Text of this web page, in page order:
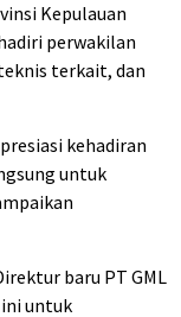
Kepulauan
perwakilan
terkait, dan
kehadiran
untuk
baru PT GML
untuk